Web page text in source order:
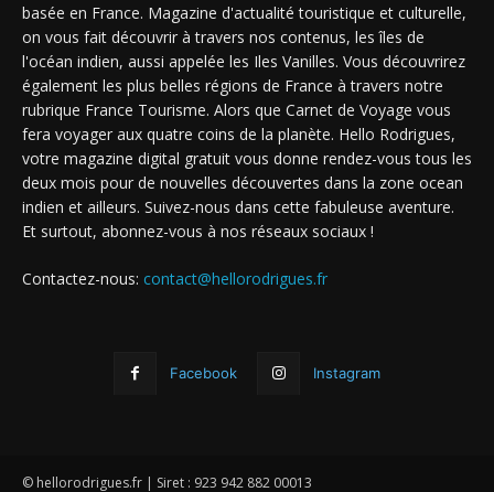
basée en France. Magazine d'actualité touristique et culturelle,
on vous fait découvrir à travers nos contenus, les îles de
l'océan indien, aussi appelée les Iles Vanilles. Vous découvrirez
également les plus belles régions de France à travers notre
rubrique France Tourisme. Alors que Carnet de Voyage vous
fera voyager aux quatre coins de la planète. Hello Rodrigues,
votre magazine digital gratuit vous donne rendez-vous tous les
deux mois pour de nouvelles découvertes dans la zone ocean
indien et ailleurs. Suivez-nous dans cette fabuleuse aventure.
Et surtout, abonnez-vous à nos réseaux sociaux !
Contactez-nous: contact@hellorodrigues.fr
Facebook Instagram
© hellorodrigues.fr | Siret : 923 942 882 00013